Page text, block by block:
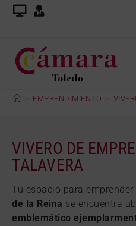
EMPRENDIMIENTO
VIVERO DE
TALAVERA
Tu espacio para emprender
de la Reina se encuentra
emblemático